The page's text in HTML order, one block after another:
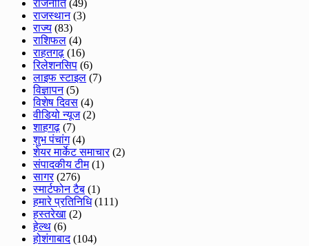
राजनीति(49)
राजस्थान(3)
राज्य (83)
राशिफल (4)
राहतगढ़ (16)
रिलेशनसिप (6)
लाइफ स्टाइल (7)
विज्ञापन(5)
विशेष दिवस (4)
वीडियो न्यूज(2)
शाहगढ़ (7)
शुभ पंचांग(4)
शेयर मार्केट समाचार(2)
संपादकीय टीम(1)
सागर(276)
स्मार्टफोन टैब (1)
हमारे प्रतिनिधि(111)
हस्तरेखा (2)
हेल्थ (6)
होशंगाबाद(104)